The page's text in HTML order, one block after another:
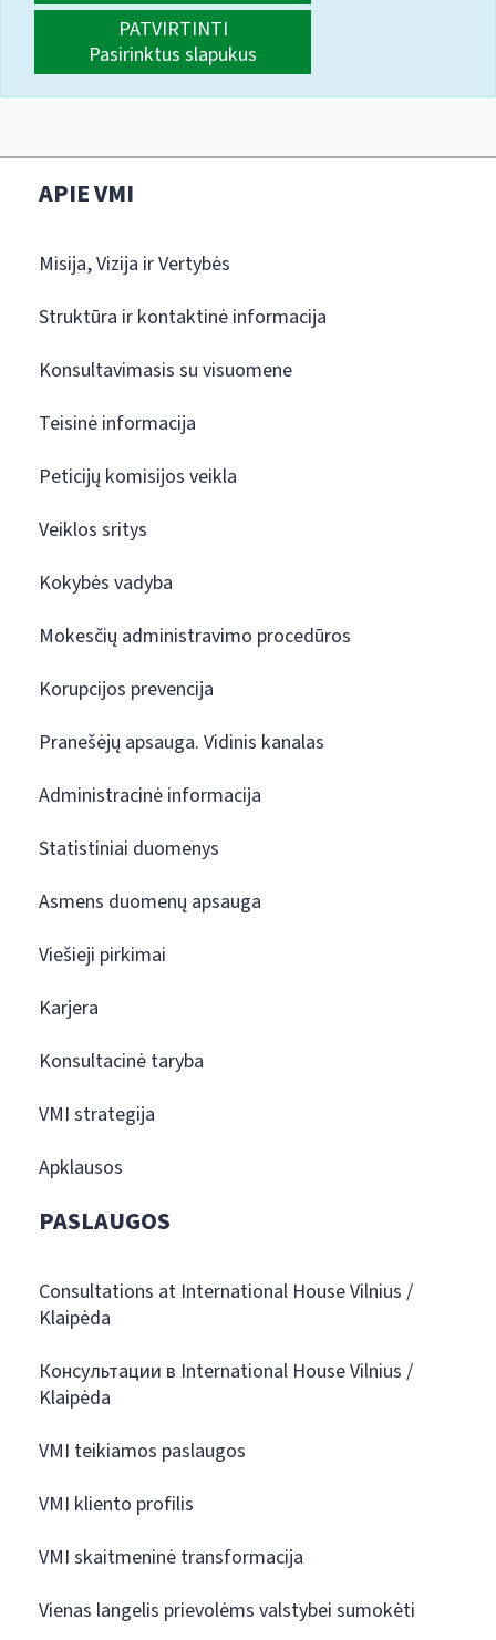
PATVIRTINTI
Pasirinktus slapukus
APIE VMI
Misija, Vizija ir Vertybės
Struktūra ir kontaktinė informacija
Konsultavimasis su visuomene
Teisinė informacija
Peticijų komisijos veikla
Veiklos sritys
Kokybės vadyba
Mokesčių administravimo procedūros
Korupcijos prevencija
Pranešėjų apsauga. Vidinis kanalas
Administracinė informacija
Statistiniai duomenys
Asmens duomenų apsauga
Viešieji pirkimai
Karjera
Konsultacinė taryba
VMI strategija
Apklausos
PASLAUGOS
Consultations at International House Vilnius /
Klaipėda
Консультации в International House Vilnius /
Klaipėda
VMI teikiamos paslaugos
VMI kliento profilis
VMI skaitmeninė transformacija
Vienas langelis prievolėms valstybei sumokėti